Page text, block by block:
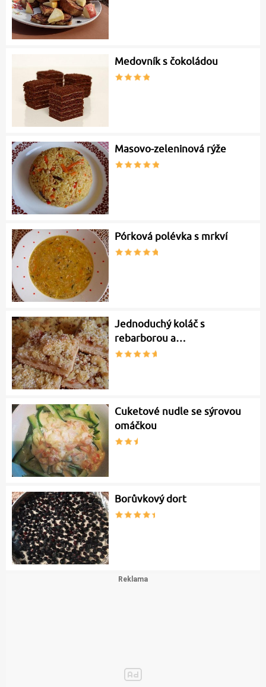
Medovník s čokoládou
Masovo-zeleninová rýže
Pórková polévka s mrkví
Jednoduchý koláč s
rebarborou a…
Cuketové nudle se sýrovou
omáčkou
Borůvkový dort